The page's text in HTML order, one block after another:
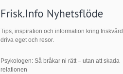
Tips, inspiration och information kring friskvård,
driva eget och resor.
Psykologen: Så bråkar ni rätt – utan att skada
relationen